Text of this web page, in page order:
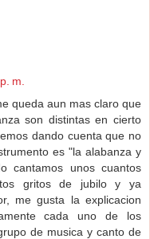
m.
queda aun mas claro que
son distintas en cierto
dando cuenta que no
es "la alabanza y
cantamos unos cuantos
gritos de jubilo y ya
me gusta la explicacion
cada uno de los
de musica y canto de